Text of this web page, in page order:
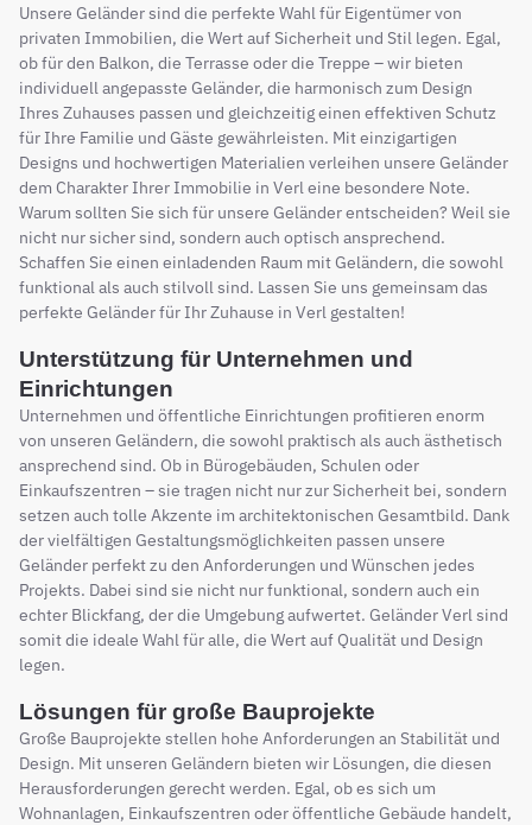
Unsere Geländer sind die perfekte Wahl für Eigentümer von
privaten Immobilien, die Wert auf Sicherheit und Stil legen. Egal,
ob für den Balkon, die Terrasse oder die Treppe – wir bieten
individuell angepasste Geländer, die harmonisch zum Design
Ihres Zuhauses passen und gleichzeitig einen effektiven Schutz
für Ihre Familie und Gäste gewährleisten. Mit einzigartigen
Designs und hochwertigen Materialien verleihen unsere Geländer
dem Charakter Ihrer Immobilie in Verl eine besondere Note.
Warum sollten Sie sich für unsere Geländer entscheiden? Weil sie
nicht nur sicher sind, sondern auch optisch ansprechend.
Schaffen Sie einen einladenden Raum mit Geländern, die sowohl
funktional als auch stilvoll sind. Lassen Sie uns gemeinsam das
perfekte Geländer für Ihr Zuhause in Verl gestalten!
Unterstützung für Unternehmen und
Einrichtungen
Unternehmen und öffentliche Einrichtungen profitieren enorm
von unseren Geländern, die sowohl praktisch als auch ästhetisch
ansprechend sind. Ob in Bürogebäuden, Schulen oder
Einkaufszentren – sie tragen nicht nur zur Sicherheit bei, sondern
setzen auch tolle Akzente im architektonischen Gesamtbild. Dank
der vielfältigen Gestaltungsmöglichkeiten passen unsere
Geländer perfekt zu den Anforderungen und Wünschen jedes
Projekts. Dabei sind sie nicht nur funktional, sondern auch ein
echter Blickfang, der die Umgebung aufwertet. Geländer Verl sind
somit die ideale Wahl für alle, die Wert auf Qualität und Design
legen.
Lösungen für große Bauprojekte
Große Bauprojekte stellen hohe Anforderungen an Stabilität und
Design. Mit unseren Geländern bieten wir Lösungen, die diesen
Herausforderungen gerecht werden. Egal, ob es sich um
Wohnanlagen, Einkaufszentren oder öffentliche Gebäude handelt,